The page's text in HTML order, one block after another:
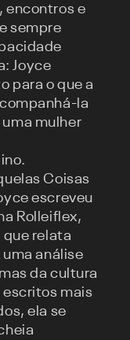
encontros e
sempre
Joyce
para o que a
la
mulher
Coisas
escreveu
Rolleiflex,
que relata
análise
da cultura
escritos mais
ela se